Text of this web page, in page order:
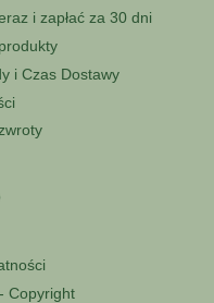
i zapłać za 30 dni
i Czas Dostawy
Copyright